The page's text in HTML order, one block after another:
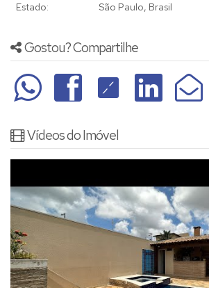
Estado: São Paulo, Brasil
Gostou? Compartilhe
Vídeos do Imóvel